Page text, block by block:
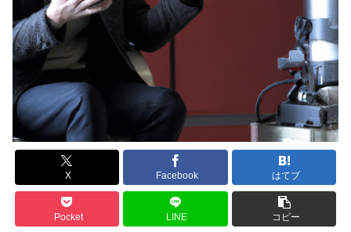
X Facebook はてブ
Pocket LINE コピー